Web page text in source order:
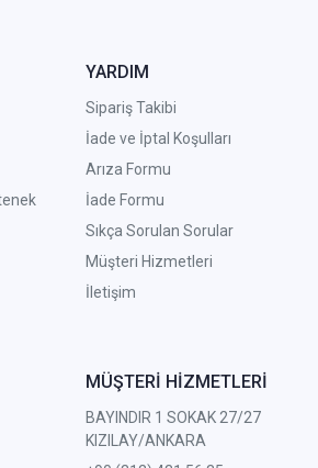
YARDIM
Sipariş Takibi
İade ve İptal Koşulları
Arıza Formu
İade Formu
Sıkça Sorulan Sorular
Müşteri Hizmetleri
İletişim
MÜŞTERİ HİZMETLERİ
BAYINDIR 1 SOKAK 27/27
KIZILAY/ANKARA